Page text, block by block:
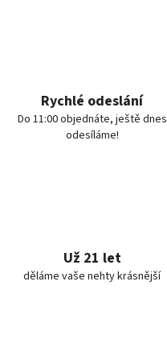
Rychlé odeslání
Do 11:00 objednáte, ještě dnes
odesíláme!
Už 21 let
děláme vaše nehty krásnější